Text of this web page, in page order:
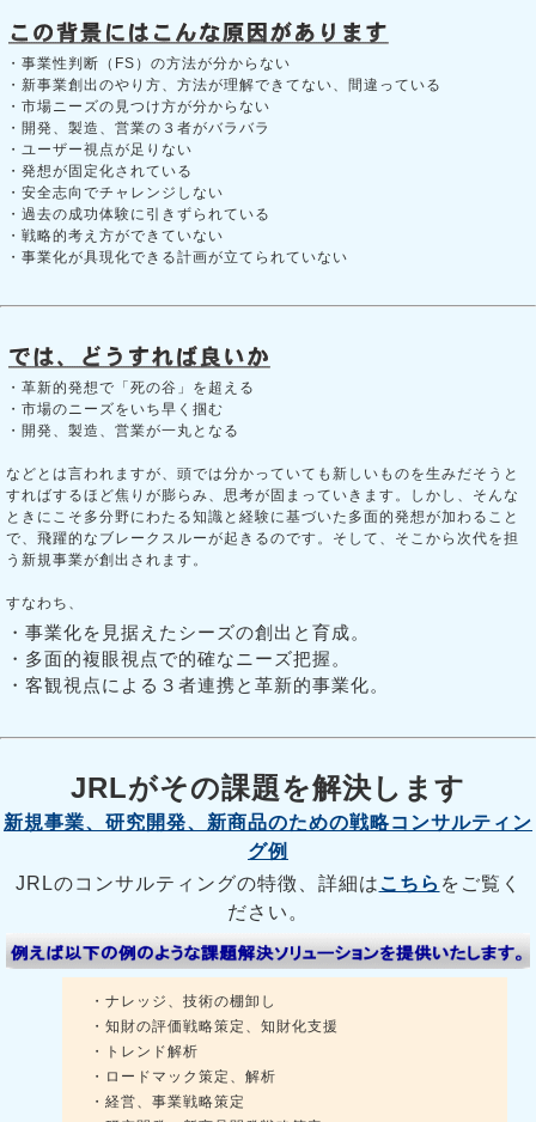
・事業性判断（FS）の方法が分からない
・新事業創出のやり方、方法が理解できてない、間違っている
・市場ニーズの見つけ方が分からない
・開発、製造、営業の３者がバラバラ
・ユーザー視点が足りない
・発想が固定化されている
・安全志向でチャレンジしない
・過去の成功体験に引きずられている
・戦略的考え方ができていない
・事業化が具現化できる計画が立てられていない
・革新的発想で「死の谷」を超える
・市場のニーズをいち早く掴む
・開発、製造、営業が一丸となる
などとは言われますが、頭では分かっていても新しいものを生みだそうと
すればするほど焦りが膨らみ、思考が固まっていきます。しかし、そんな
ときにこそ多分野にわたる知識と経験に基づいた多面的発想が加わること
で、飛躍的なブレークスルーが起きるのです。そして、そこから次代を担
う新規事業が創出されます。
すなわち、
・事業化を見据えたシーズの創出と育成。
・多面的複眼視点で的確なニーズ把握。
・客観視点による３者連携と革新的事業化。
JRLがその課題を解決します
新規事業、研究開発、新商品のための戦略コンサルティン
グ例
JRLのコンサルティングの特徴、詳細は こちら をご覧く
ださい。
・ナレッジ、技術の棚卸し
・知財の評価戦略策定、知財化支援
・トレンド解析
・ロードマック策定、解析
・経営、事業戦略策定